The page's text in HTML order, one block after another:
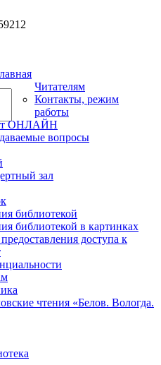
Читателям
Контакты, режим
работы
ОНЛАЙН
вопросы
зал
библиотекой
библиотекой в картинках
доступа к
чтения «Белов. Вологда.